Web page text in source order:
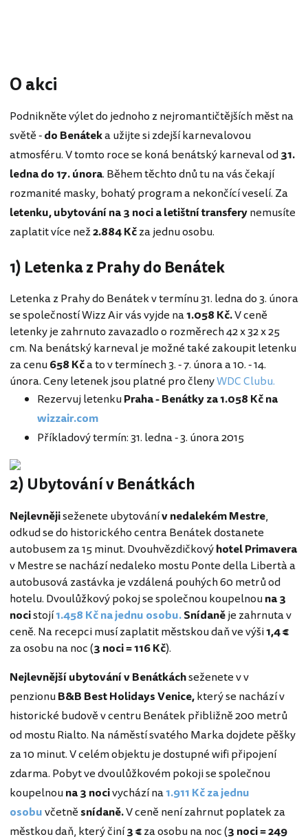
O akci
Podnikněte výlet do jednoho z nejromantičtějších měst na
světě -do Benáteka užijte si zdejší karnevalovou
atmosféru. V tomto roce se koná benátský karneval od31.
ledna do 17. února. Během těchto dnů tu na vás čekají
rozmanité masky, bohatý program a nekončící veselí. Za
letenku, ubytování na 3 noci a letištní transferynemusíte
zaplatit více než2.884Kčza jednu osobu.
1) Letenka z Prahy do Benátek
Letenka z Prahy do Benátek v termínu 31. ledna do 3. února
se společností Wizz Air vás vyjde na1.058 Kč.V ceně
letenky je zahrnuto zavazadlo o rozměrech 42 x 32 x 25
cm. Na benátský karneval je možné také zakoupit letenku
za cenu658 Kča to v termínech 3. - 7. února a 10. - 14.
února. Ceny letenek jsou platné pro členyWDC Clubu.
Rezervuj letenkuPraha - Benátky za 1.058 Kč na
wizzair.com
Příkladový termín: 31. ledna - 3. února 2015
2) Ubytování v Benátkách
Nejlevnějiseženete ubytovánív nedalekém Mestre,
odkud se do historického centra Benátek dostanete
autobusem za 15 minut. Dvouhvězdičkovýhotel Primavera
v Mestre se nachází nedaleko mostu Ponte della Libertà a
autobusová zastávka je vzdálená pouhých 60 metrů od
hotelu. Dvoulůžkový pokoj se společnou koupelnouna 3
nocistojí1.458 Kč na jednu osobu.Snídaněje zahrnuta v
ceně. Na recepci musí zaplatit městskou daň ve výši1,4 €
za osobu na noc (3 noci = 116 Kč).
Nejlevnější ubytovánív Benátkáchseženete v v
penzionuB&B Best Holidays Venice,který se nachází v
historické budově v centru Benátek přibližně 200 metrů
od mostu Rialto. Na náměstí svatého Marka dojdete pěšky
za 10 minut. V celém objektu je dostupné wifi připojení
zdarma. Pobyt ve dvoulůžkovém pokoji se společnou
koupelnouna 3 nocivychází na1.911 Kč za jednu
osobuvčetněsnídaně.V ceně není zahrnut poplatek za
městkou daň, který činí3 €za osobu na noc (3 noci = 249